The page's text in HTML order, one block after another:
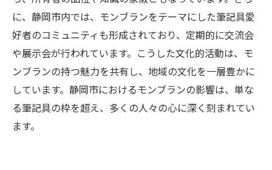
に、静岡市内では、モンブランをテーマにした筆記具愛
好者のコミュニティも形成されており、定期的に交流会
や展示会が行われています。こうした文化的活動は、モ
ンブランの持つ魅力を共有し、地域の文化を一層豊かに
しています。静岡市におけるモンブランの影響は、単な
る筆記具の枠を超え、多くの人々の心に深く刻まれてい
ます。